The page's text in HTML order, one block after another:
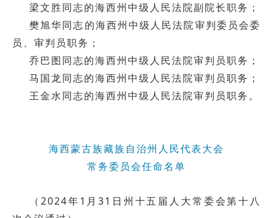
梁文胜同志的海西州中级人民法院副院长职务；
樊旭华同志的海西州中级人民法院审判委员会委
员、审判员职务；
乔巴图同志的海西州中级人民法院审判员职务；
马国龙同志的海西州中级人民法院审判员职务；
王金水同志的海西州中级人民法院审判员职务。
海西蒙古族藏族自治州人民代表大会
常务委员会任命名单
（2024年1月31日州十五届人大常委会第十八